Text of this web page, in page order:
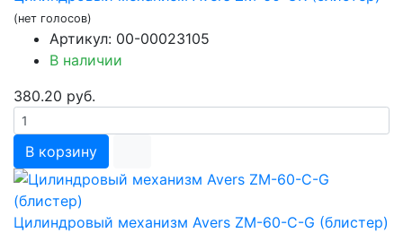
(нет голосов)
Артикул: 00-00023105
В наличии
380.20 руб.
В корзину
Цилиндровый механизм Avers ZM-60-C-G (блистер)